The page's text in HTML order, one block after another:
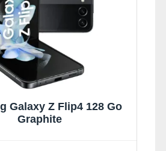
Galaxy Z Flip4 128 Go
Graphite